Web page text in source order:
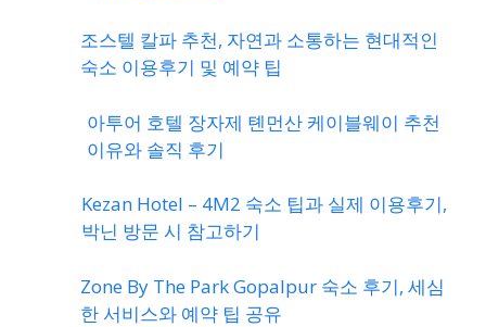
조스텔 칼파 추천, 자연과 소통하는 현대적인
숙소 이용후기 및 예약 팁
아투어 호텔 장자제 톈먼산 케이블웨이 추천
이유와 솔직 후기
Kezan Hotel – 4M2 숙소 팁과 실제 이용후기,
박닌 방문 시 참고하기
Zone By The Park Gopalpur 숙소 후기, 세심
한 서비스와 예약 팁 공유